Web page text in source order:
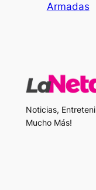
Armadas
Noticias,
Mucho Más!